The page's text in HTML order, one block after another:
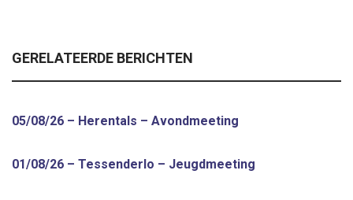
GERELATEERDE BERICHTEN
05/08/26 – Herentals – Avondmeeting
01/08/26 – Tessenderlo – Jeugdmeeting